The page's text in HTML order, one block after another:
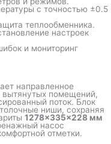
с точностью ±0.5
теплообменника.
настроек
и мониторинг
направленное
помещений,
поток. Блок
ниши, сохраняя
1278×335×228 мм
насос
отметки.